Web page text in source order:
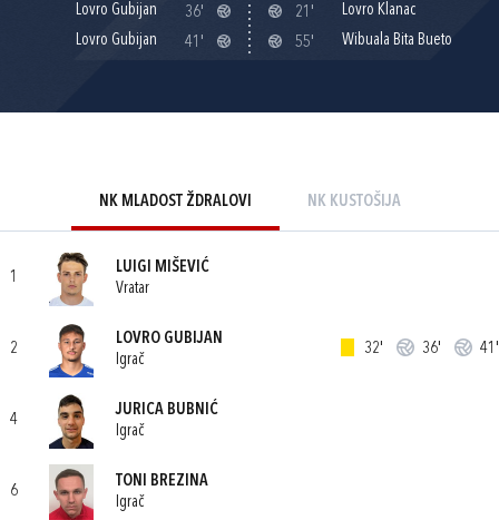
Lovro Gubijan
36'
Lovro Gubijan
41'
21'
Lovro Klanac
55'
Wibuala Bita Bueto
NK MLADOST ŽDRALOVI NK KUSTOŠIJA
1
LUIGI MIŠEVIĆ
Vratar
2
LOVRO GUBIJAN
Igrač
32' 36' 41'
4
JURICA BUBNIĆ
Igrač
6
TONI BREZINA
Igrač